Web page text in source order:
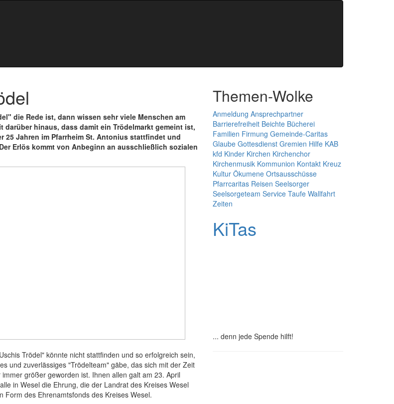
die Rede ist, dann wissen sehr viele Menschen am
darüber hinaus, dass damit ein Trödelmarkt gemeint ist,
25 Jahren im Pfarrheim St. Antonius stattfindet und
Erlös kommt von Anbeginn an ausschließlich sozialen
Trödel" könnte nicht stattfinden und so erfolgreich sein,
und zuverlässiges "Trödelteam" gäbe, das sich mit der Zeit
größer geworden ist. Ihnen allen galt am 23. April
in Wesel die Ehrung, die der Landrat des Kreises Wesel
Form des Ehrenamtsfonds des Kreises Wesel.
Themen-Wolke
Anmeldung Ansprechpartner
Barrierefreiheit Beichte Bücherei
Familien Firmung Gemeinde-Caritas
Glaube Gottesdienst Gremien Hilfe KAB
kfd Kinder Kirchen Kirchenchor
Kirchenmusik Kommunion Kontakt Kreuz
Kultur Ökumene Ortsausschüsse
Pfarrcaritas Reisen Seelsorger
Seelsorgeteam Service Taufe Wallfahrt
Zeiten
KiTas
... denn jede Spende hilft!